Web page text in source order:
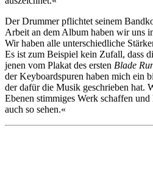
Der Drummer pflichtet seinem
Arbeit an dem Album haben wir uns
Wir haben alle unterschiedliche
Es ist zum Beispiel kein Zufall, dass
jenen vom Plakat des ersten Blade
der Keyboardspuren haben mich ein
der dafür die Musik geschrieben hat.
Ebenen stimmiges Werk schaffen und
auch so sehen.«